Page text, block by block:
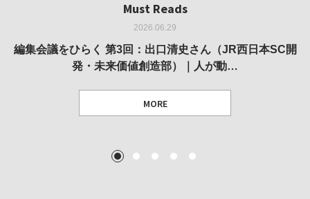
Must Reads
2026.06.29
編集会議をひらく 第3回：出口清史さん（JR西日本SC開
発・未来価値創造部）｜人が動…
MORE
Must Reads
2026.05.14
REVIEW｜果たして美術家・梅津庸一は、「大阪のゆかり
作家」となることができたのか…
Must Reads
2026.03.11
REPORT｜博覧会の残像
MORE
Must Reads
2026.02.25
REVIEW｜菊池聡太朗 個展「余りの風景」
MORE
Must Reads
2025.10.01
REVIEW｜生の存在証明としての線——「ライフライン」
展
1 2 3 4 5